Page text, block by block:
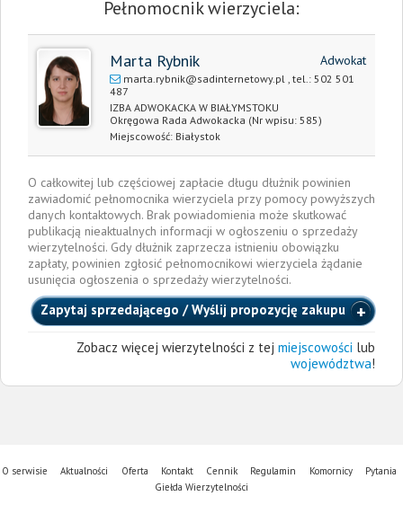
Pełnomocnik wierzyciela:
Marta Rybnik Adwokat
marta.rybnik@sadinternetowy.pl , tel.: 502 501
487
IZBA ADWOKACKA W BIAŁYMSTOKU
Okręgowa Rada Adwokacka (Nr wpisu: 585)
Miejscowość: Białystok
O całkowitej lub częściowej zapłacie długu dłużnik powinien
zawiadomić pełnomocnika wierzyciela przy pomocy powyższych
danych kontaktowych. Brak powiadomienia może skutkować
publikacją nieaktualnych informacji w ogłoszeniu o sprzedaży
wierzytelności. Gdy dłużnik zaprzecza istnieniu obowiązku
zapłaty, powinien zgłosić pełnomocnikowi wierzyciela żądanie
usunięcia ogłoszenia o sprzedaży wierzytelności.
Zapytaj sprzedającego / Wyślij propozycję zakupu
Zobacz więcej wierzytelności z tej miejscowości lub
województwa!
O serwisie Aktualności Oferta Kontakt Cennik Regulamin Komornicy
Pytania
Giełda Wierzytelności